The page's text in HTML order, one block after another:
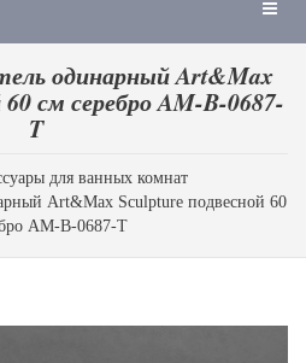
одинарный Art&Max
см серебро AM-B-0687-
T
для ванных комнат
Art&Max Sculpture подвесной 60
AM-B-0687-T